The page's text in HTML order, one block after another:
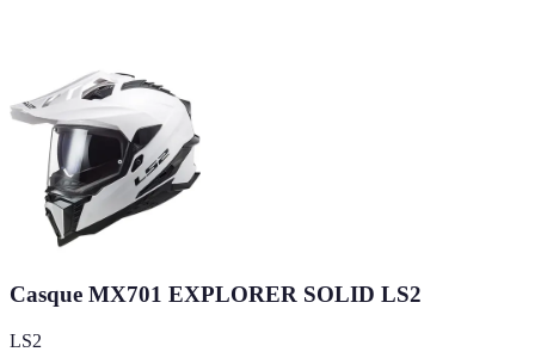
Casque MX701 EXPLORER SOLID LS2
LS2